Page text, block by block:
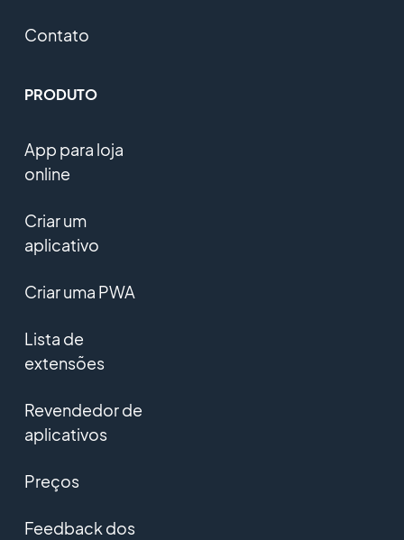
Contato
PRODUTO
App para loja
online
Criar um
aplicativo
Criar uma PWA
Lista de
extensões
Revendedor de
aplicativos
Preços
Feedback dos